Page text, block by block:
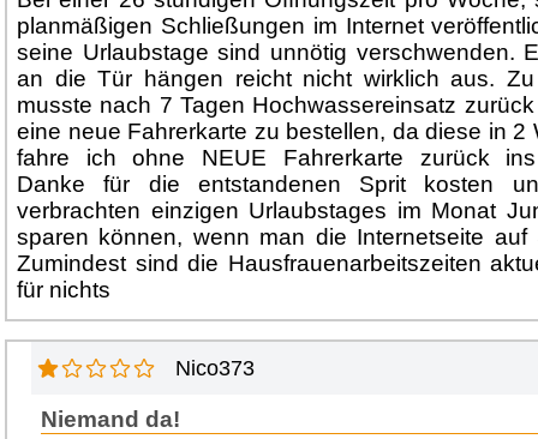
planmäßigen Schließungen im Internet
seine Urlaubstage sind unnötig verschwenden.
an die Tür hängen reicht nicht wirklich aus.
musste nach 7 Tagen Hochwassereinsatz
eine neue Fahrerkarte zu bestellen, da diese in 2
fahre ich ohne NEUE Fahrerkarte zurück ins
Danke für die entstandenen Sprit kosten
verbrachten einzigen Urlaubstages im Monat
sparen können, wenn man die Internetseite auf
Zumindest sind die Hausfrauenarbeitszeiten
für nichts
Nico373
Niemand da!